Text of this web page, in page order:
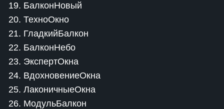
19. БалконНовый
20. ТехноОкно
21. ГладкийБалкон
22. БалконНебо
23. ЭкспертОкна
24. ВдохновениеОкна
25. ЛаконичныеОкна
26. МодульБалкон